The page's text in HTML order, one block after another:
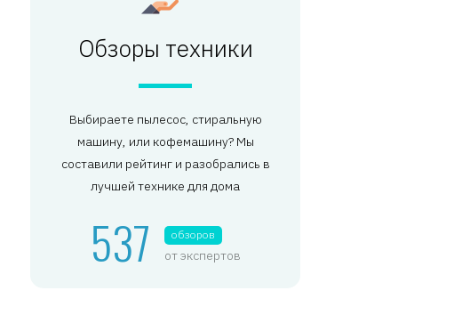
Обзоры техники
Выбираете пылесос, стиральную
машину, или кофемашину? Мы
составили рейтинг и разобрались в
лучшей технике для дома
537 обзоров
от экспертов